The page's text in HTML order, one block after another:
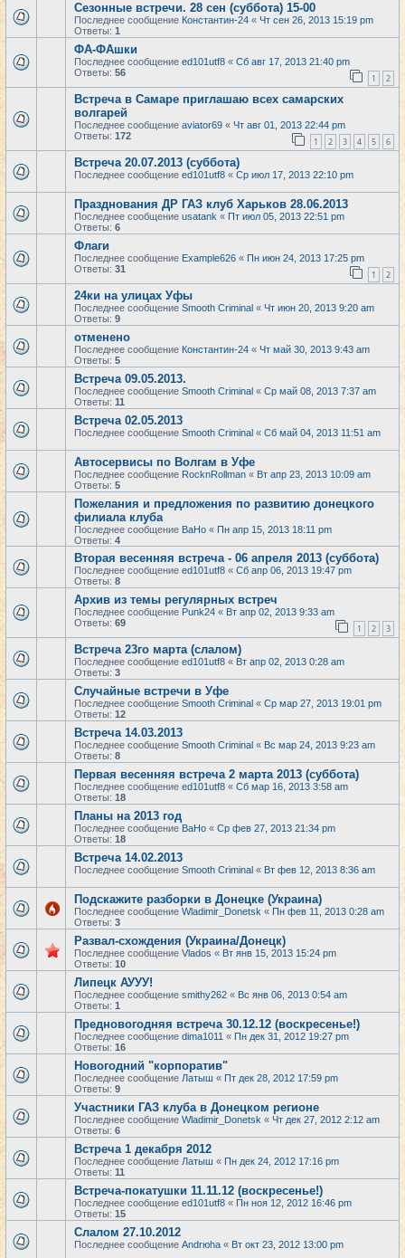
Сезонные встречи. 28 сен (суббота) 15-00
Последнее сообщение Константин-24 « Чт сен 26, 2013 15:19 pm
Ответы: 1
ФА-ФАшки
Последнее сообщение ed101utf8 « Сб авг 17, 2013 21:40 pm
Ответы: 56 1 2
Встреча в Самаре приглашаю всех самарских
волгарей
Последнее сообщение aviator69 « Чт авг 01, 2013 22:44 pm
Ответы: 172 1 2 3 4 5 6
Встреча 20.07.2013 (суббота)
Последнее сообщение ed101utf8 « Ср июл 17, 2013 22:10 pm
Празднования ДР ГАЗ клуб Харьков 28.06.2013
Последнее сообщение usatank « Пт июл 05, 2013 22:51 pm
Ответы: 6
Флаги
Последнее сообщение Example626 « Пн июн 24, 2013 17:25 pm
Ответы: 31 1 2
24ки на улицах Уфы
Последнее сообщение Smooth Criminal « Чт июн 20, 2013 9:20 am
Ответы: 9
отменено
Последнее сообщение Константин-24 « Чт май 30, 2013 9:43 am
Ответы: 5
Встреча 09.05.2013.
Последнее сообщение Smooth Criminal « Ср май 08, 2013 7:37 am
Ответы: 11
Встреча 02.05.2013
Последнее сообщение Smooth Criminal « Сб май 04, 2013 11:51 am
Автосервисы по Волгам в Уфе
Последнее сообщение RocknRollman « Вт апр 23, 2013 10:09 am
Ответы: 5
Пожелания и предложения по развитию донецкого
филиала клуба
Последнее сообщение BaHo « Пн апр 15, 2013 18:11 pm
Ответы: 4
Вторая весенняя встреча - 06 апреля 2013 (суббота)
Последнее сообщение ed101utf8 « Сб апр 06, 2013 19:47 pm
Ответы: 8
Архив из темы регулярных встреч
Последнее сообщение Punk24 « Вт апр 02, 2013 9:33 am
Ответы: 69 1 2 3
Встреча 23го марта (слалом)
Последнее сообщение ed101utf8 « Вт апр 02, 2013 0:28 am
Ответы: 3
Случайные встречи в Уфе
Последнее сообщение Smooth Criminal « Ср мар 27, 2013 19:01 pm
Ответы: 12
Встреча 14.03.2013
Последнее сообщение Smooth Criminal « Вс мар 24, 2013 9:23 am
Ответы: 8
Первая весенняя встреча 2 марта 2013 (суббота)
Последнее сообщение ed101utf8 « Сб мар 16, 2013 3:58 am
Ответы: 18
Планы на 2013 год
Последнее сообщение BaHo « Ср фев 27, 2013 21:34 pm
Ответы: 18
Встреча 14.02.2013
Последнее сообщение Smooth Criminal « Вт фев 12, 2013 8:36 am
Подскажите разборки в Донецке (Украина)
Последнее сообщение Wladimir_Donetsk « Пн фев 11, 2013 0:28 am
Ответы: 3
Развал-схождения (Украина/Донецк)
Последнее сообщение Vlados « Вт янв 15, 2013 15:24 pm
Ответы: 10
Липецк АУУУ!
Последнее сообщение smithy262 « Вс янв 06, 2013 0:54 am
Ответы: 1
Предновогодняя встреча 30.12.12 (воскресенье!)
Последнее сообщение dima1011 « Пн дек 31, 2012 19:27 pm
Ответы: 16
Новогодний "корпоратив"
Последнее сообщение Латыш « Пт дек 28, 2012 17:59 pm
Ответы: 9
Участники ГАЗ клуба в Донецком регионе
Последнее сообщение Wladimir_Donetsk « Чт дек 27, 2012 2:12 am
Ответы: 6
Встреча 1 декабря 2012
Последнее сообщение Латыш « Пн дек 24, 2012 17:16 pm
Ответы: 11
Встреча-покатушки 11.11.12 (воскресенье!)
Последнее сообщение ed101utf8 « Пн ноя 12, 2012 16:46 pm
Ответы: 15
Слалом 27.10.2012
Последнее сообщение Andrюha « Вт окт 23, 2012 13:00 pm